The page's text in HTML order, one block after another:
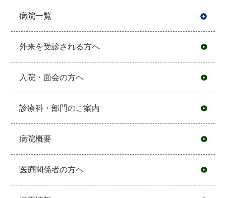
病院一覧
外来を受診される方へ
入院・面会の方へ
診療科・部門のご案内
病院概要
医療関係者の方へ